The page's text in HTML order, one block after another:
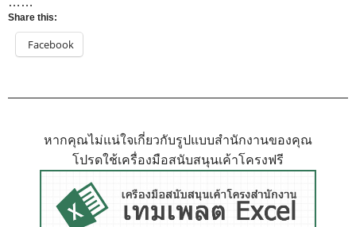
Share this:
Facebook
หากคุณไม่แน่ใจเกี่ยวกับรูปแบบสำนักงานของคุณ
โปรดใช้เครื่องมือสนับสนุนเค้าโครงฟรี